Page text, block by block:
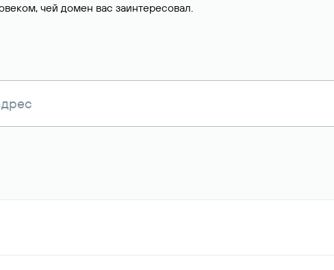
чей домен вас заинтересовал.